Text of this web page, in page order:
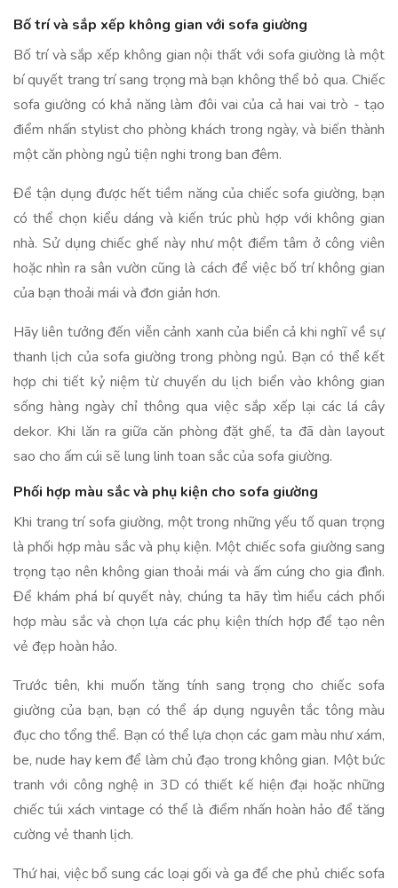
Bố trí và sắp xếp không gian với sofa giường
Bố trí và sắp xếp không gian nội thất với sofa giường là một
bí quyết trang trí sang trọng mà bạn không thể bỏ qua. Chiếc
sofa giường có khả năng làm đôi vai của cả hai vai trò - tạo
điểm nhấn stylist cho phòng khách trong ngày, và biến thành
một căn phòng ngủ tiện nghi trong ban đêm.
Để tận dụng được hết tiềm năng của chiếc sofa giường, bạn
có thể chọn kiểu dáng và kiến trúc phù hợp với không gian
nhà. Sử dụng chiếc ghế này như một điểm tâm ở công viên
hoặc nhìn ra sân vườn cũng là cách để việc bố trí không gian
của bạn thoải mái và đơn giản hơn.
Hãy liên tưởng đến viễn cảnh xanh của biển cả khi nghĩ về sự
thanh lịch của sofa giường trong phòng ngủ. Bạn có thể kết
hợp chi tiết kỷ niệm từ chuyến du lịch biển vào không gian
sống hàng ngày chỉ thông qua việc sắp xếp lại các lá cây
dekor. Khi lăn ra giữa căn phòng đặt ghế, ta đã dàn layout
sao cho ấm cúi sẽ lung linh toan sắc của sofa giường.
Phối hợp màu sắc và phụ kiện cho sofa giường
Khi trang trí sofa giường, một trong những yếu tố quan trọng
là phối hợp màu sắc và phụ kiện. Một chiếc sofa giường sang
trọng tạo nên không gian thoải mái và ấm cúng cho gia đình.
Để khám phá bí quyết này, chúng ta hãy tìm hiểu cách phối
hợp màu sắc và chọn lựa các phụ kiện thích hợp để tạo nên
vẻ đẹp hoàn hảo.
Trước tiên, khi muốn tăng tính sang trọng cho chiếc sofa
giường của bạn, bạn có thể áp dụng nguyên tắc tông màu
đục cho tổng thể. Bạn có thể lựa chọn các gam màu như xám,
be, nude hay kem để làm chủ đạo trong không gian. Một bức
tranh với công nghệ in 3D có thiết kế hiện đại hoặc những
chiếc túi xách vintage có thể là điểm nhấn hoàn hảo để tăng
cường vẻ thanh lịch.
Thứ hai, việc bổ sung các loại gối và ga để che phủ chiếc sofa